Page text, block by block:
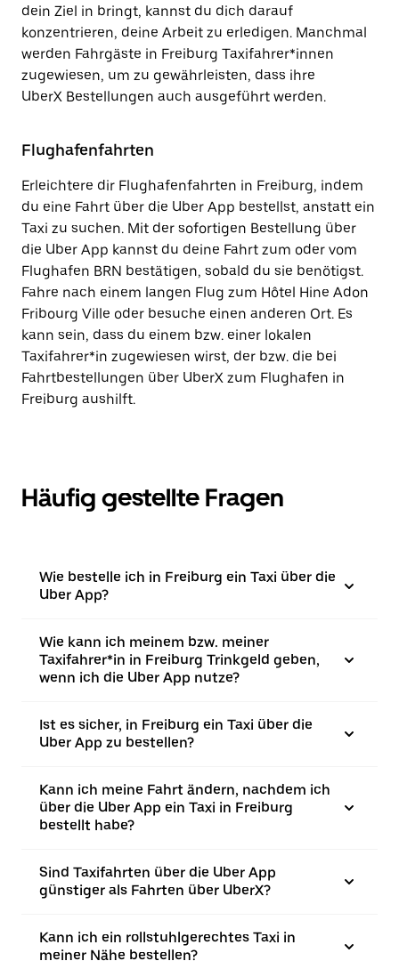
dein Ziel in bringt, kannst du dich darauf
konzentrieren, deine Arbeit zu erledigen. Manchmal
werden Fahrgäste in Freiburg Taxifahrer*innen
zugewiesen, um zu gewährleisten, dass ihre
UberX Bestellungen auch ausgeführt werden.
Flughafenfahrten
Erleichtere dir Flughafenfahrten in Freiburg, indem
du eine Fahrt über die Uber App bestellst, anstatt ein
Taxi zu suchen. Mit der sofortigen Bestellung über
die Uber App kannst du deine Fahrt zum oder vom
Flughafen BRN bestätigen, sobald du sie benötigst.
Fahre nach einem langen Flug zum Hôtel Hine Adon
Fribourg Ville oder besuche einen anderen Ort. Es
kann sein, dass du einem bzw. einer lokalen
Taxifahrer*in zugewiesen wirst, der bzw. die bei
Fahrtbestellungen über UberX zum Flughafen in
Freiburg aushilft.
Häufig gestellte Fragen
Wie bestelle ich in Freiburg ein Taxi über die
Uber App?
Wie kann ich meinem bzw. meiner
Taxifahrer*in in Freiburg Trinkgeld geben,
wenn ich die Uber App nutze?
Ist es sicher, in Freiburg ein Taxi über die
Uber App zu bestellen?
Kann ich meine Fahrt ändern, nachdem ich
über die Uber App ein Taxi in Freiburg
bestellt habe?
Sind Taxifahrten über die Uber App
günstiger als Fahrten über UberX?
Kann ich ein rollstuhlgerechtes Taxi in
meiner Nähe bestellen?